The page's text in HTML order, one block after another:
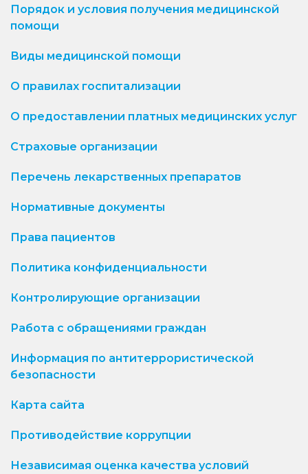
Порядок и условия получения медицинской
помощи
Виды медицинской помощи
О правилах госпитализации
О предоставлении платных медицинских услуг
Страховые организации
Перечень лекарственных препаратов
Нормативные документы
Права пациентов
Политика конфиденциальности
Контролирующие организации
Работа с обращениями граждан
Информация по антитеррористической
безопасности
Карта сайта
Противодействие коррупции
Независимая оценка качества условий